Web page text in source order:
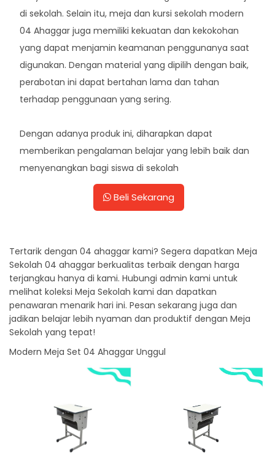
di sekolah. Selain itu, meja dan kursi sekolah modern
04 Ahaggar juga memiliki kekuatan dan kekokohan
yang dapat menjamin keamanan penggunanya saat
digunakan. Dengan material yang dipilih dengan baik,
perabotan ini dapat bertahan lama dan tahan
terhadap penggunaan yang sering.
Dengan adanya produk ini, diharapkan dapat
memberikan pengalaman belajar yang lebih baik dan
menyenangkan bagi siswa di sekolah
Beli Sekarang
Tertarik dengan 04 ahaggar kami? Segera dapatkan Meja
Sekolah 04 ahaggar berkualitas terbaik dengan harga
terjangkau hanya di kami. Hubungi admin kami untuk
melihat koleksi Meja Sekolah kami dan dapatkan
penawaran menarik hari ini. Pesan sekarang juga dan
jadikan belajar lebih nyaman dan produktif dengan Meja
Sekolah yang tepat!
Modern Meja Set 04 Ahaggar Unggul